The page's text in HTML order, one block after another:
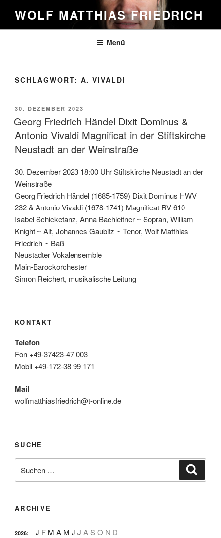
Inhalt
springen
WOLF MATTHIAS FRIEDRICH
Menü
SCHLAGWORT: A. VIVALDI
VERÖFFENTLICHT
AM
30. DEZEMBER 2023
Georg Friedrich Händel Dixit Dominus &
Antonio Vivaldi Magnificat in der Stiftskirche
Neustadt an der Weinstraße
30. Dezember 2023 18:00 Uhr Stiftskirche Neustadt an der
Weinstraße
Georg Friedrich Händel (1685-1759) Dixit Dominus HWV
232 & Antonio Vivaldi (1678-1741) Magnificat RV 610
Isabel Schicketanz, Anna Bachleitner ~ Sopran, William
Knight ~ Alt, Johannes Gaubitz ~ Tenor, Wolf Matthias
Friedrich ~ Baß
Neustadter Vokalensemble
Main-Barockorchester
Simon Reichert, musikalische Leitung
KONTAKT
Telefon
Fon +49-37423-47 003
Mobil +49-172-38 99 171
Mail
wolfmatthiasfriedrich@t-online.de
SUCHE
nach:
ARCHIVE
2026: J F M A M J J A S O N D